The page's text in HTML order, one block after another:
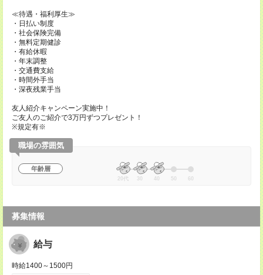
≪待遇・福利厚生≫
・日払い制度
・社会保険完備
・無料定期健診
・有給休暇
・年末調整
・交通費支給
・時間外手当
・深夜残業手当
友人紹介キャンペーン実施中！
ご友人のご紹介で3万円ずつプレゼント！
※規定有※
職場の雰囲気
年齢層
20代 30 40 50 60
募集情報
給与
時給1400～1500円